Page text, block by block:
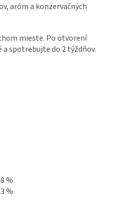
aróm a konzervačných
mieste. Po otvorení
spotrebujte do 2 týždňov.
%
%